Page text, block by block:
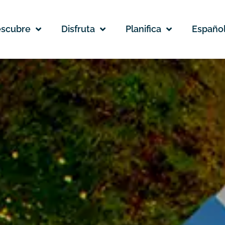
Disfruta Planifica